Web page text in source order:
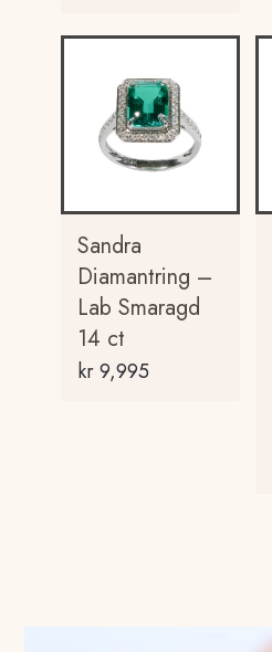
Sandra
Diamantring –
Lab Smaragd
14 ct
kr9,995